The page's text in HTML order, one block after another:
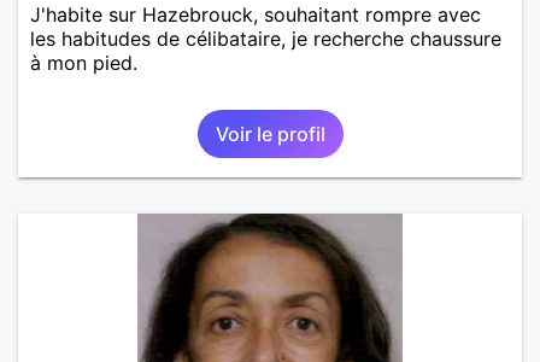
J'habite sur Hazebrouck, souhaitant rompre avec
les habitudes de célibataire, je recherche chaussure
à mon pied.
Voir le profil